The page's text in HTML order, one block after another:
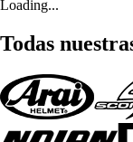
Loading...
Todas